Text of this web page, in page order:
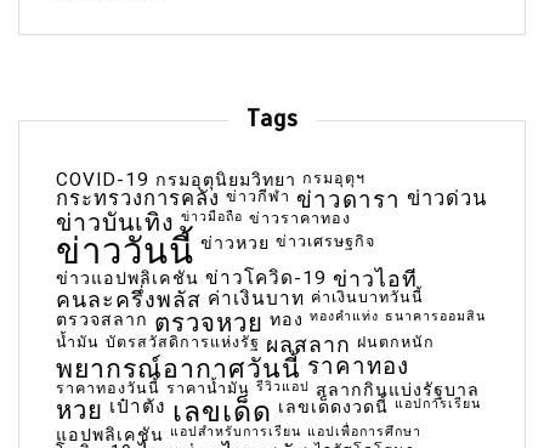
Tags
COVID-19 กรมอุตุนิยมวิทยา กรมอุตุฯ
กระทรวงการคลัง ข่าวกีฬา ข่าวดารา ข่าวด่วน
ข่าวบันเทิง ข่าวมือถือ ข่าวราคาทอง
ข่าววันนี้ ข่าวหวย ข่าวเศรษฐกิจ
ข่าวแอปพลิเคชัน ข่าวโควิด-19 ข่าวไอที
คนละครึ่งพลัส ค่าเงินบาท ค่าเงินบาทวันนี้
ตรวจสลาก ตรวจหวย ทอง ทองคำแท่ง ธนาคารออมสิน
น้ำมัน บัตรสวัสดิการแห่งรัฐ ผลสลาก ฝนตกหนัก
พยากรณ์อากาศวันนี้ ราคาทอง
ราคาทองวันนี้ ราคาน้ำมัน รีวิวแอป สลากกินแบ่งรัฐบาล
หวย เป๋าตัง เลขเด็ด เลขเด็ดงวดนี้ แอปการเรียน
แอปพลิเคชัน แอปสำหรับการเรียน แอปเพื่อการศึกษา